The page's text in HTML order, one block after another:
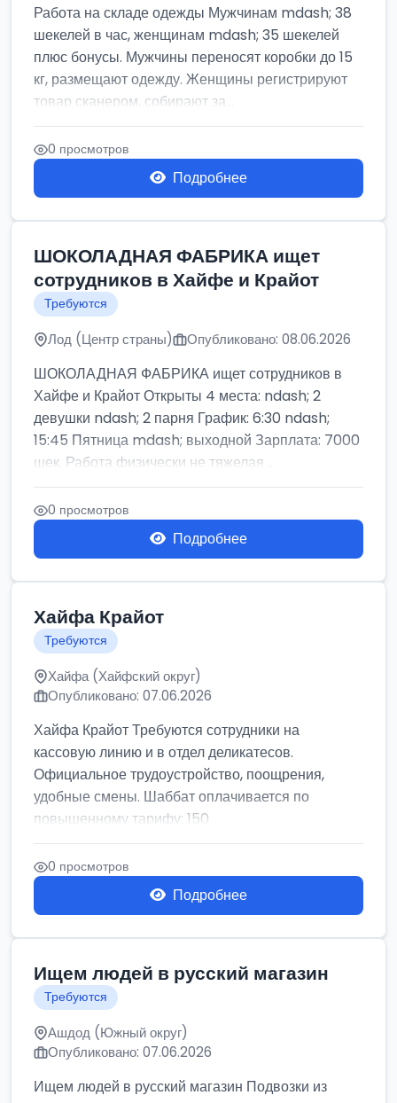
Работа на складе одежды Мужчинам mdash; 38
шекелей в час, женщинам mdash; 35 шекелей
плюс бонусы. Мужчины переносят коробки до 15
кг, размещают одежду. Женщины регистрируют
товар сканером, собирают за...
0 просмотров
Подробнее
ШОКОЛАДНАЯ ФАБРИКА ищет
сотрудников в Хайфе и Крайот
Требуются
Лод (Центр страны) Опубликовано: 08.06.2026
ШОКОЛАДНАЯ ФАБРИКА ищет сотрудников в
Хайфе и Крайот Открыты 4 места: ndash; 2
девушки ndash; 2 парня График: 6:30 ndash;
15:45 Пятница mdash; выходной Зарплата: 7000
шек. Работа физически не тяжелая ...
0 просмотров
Подробнее
Хайфа Крайот
Требуются
Хайфа (Хайфский округ)
Опубликовано: 07.06.2026
Хайфа Крайот Требуются сотрудники на
кассовую линию и в отдел деликатесов.
Официальное трудоустройство, поощрения,
удобные смены. Шаббат оплачивается по
повышенному тарифу: 150
0 просмотров
Подробнее
Ищем людей в русский магазин
Требуются
Ашдод (Южный округ)
Опубликовано: 07.06.2026
Ищем людей в русский магазин Подвозки из